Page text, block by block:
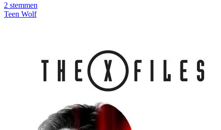
2 stemmen
Teen Wolf